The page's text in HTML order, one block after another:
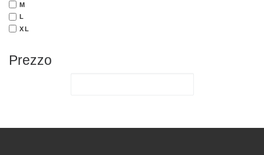
M
L
XL
Prezzo